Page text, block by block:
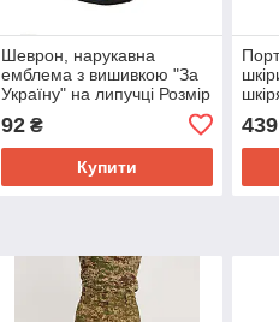
Шеврон, нарукавна
емблема з вишивкою "За
Україну" на липучці Розмір
92₴
Купити
439